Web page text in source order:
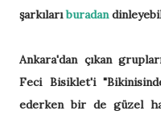
şarkılarıburadan
Ankara'dan çıkan
Feci Bisiklet'i
ederken bir de güzel